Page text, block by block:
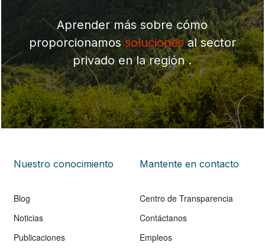
Aprender más sobre cómo
proporcionamossolucionesal sector
privado en la región .
Nuestro conocimiento
Blog
Noticias
Publicaciones
Mantente en contacto
Centro de Transparencia
Contáctanos
Empleos